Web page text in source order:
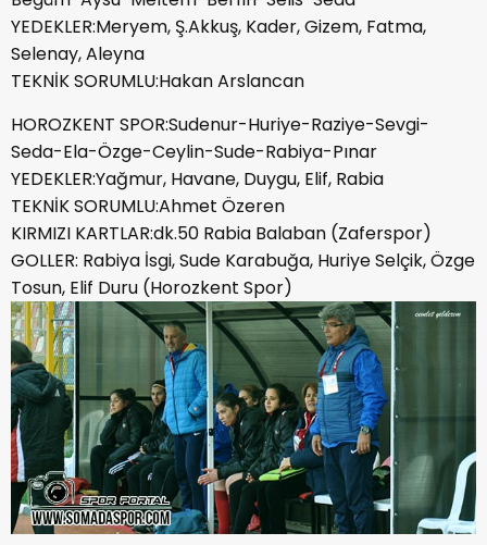
YEDEKLER:Meryem, Ş.Akkuş, Kader, Gizem, Fatma,
Selenay, Aleyna
TEKNİK SORUMLU:Hakan Arslancan
HOROZKENT SPOR:Sudenur-Huriye-Raziye-Sevgi-
Seda-Ela-Özge-Ceylin-Sude-Rabiya-Pınar
YEDEKLER:Yağmur, Havane, Duygu, Elif, Rabia
TEKNİK SORUMLU:Ahmet Özeren
KIRMIZI KARTLAR:dk.50 Rabia Balaban (Zaferspor)
GOLLER: Rabiya İsgi, Sude Karabuğa, Huriye Selçik, Özge
Tosun, Elif Duru (Horozkent Spor)